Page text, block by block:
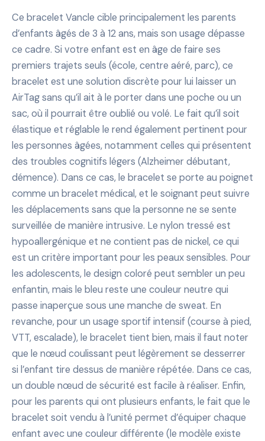
Ce bracelet Vancle cible principalement les parents
d’enfants âgés de 3 à 12 ans, mais son usage dépasse
ce cadre. Si votre enfant est en âge de faire ses
premiers trajets seuls (école, centre aéré, parc), ce
bracelet est une solution discrète pour lui laisser un
AirTag sans qu’il ait à le porter dans une poche ou un
sac, où il pourrait être oublié ou volé. Le fait qu’il soit
élastique et réglable le rend également pertinent pour
les personnes âgées, notamment celles qui présentent
des troubles cognitifs légers (Alzheimer débutant,
démence). Dans ce cas, le bracelet se porte au poignet
comme un bracelet médical, et le soignant peut suivre
les déplacements sans que la personne ne se sente
surveillée de manière intrusive. Le nylon tressé est
hypoallergénique et ne contient pas de nickel, ce qui
est un critère important pour les peaux sensibles. Pour
les adolescents, le design coloré peut sembler un peu
enfantin, mais le bleu reste une couleur neutre qui
passe inaperçue sous une manche de sweat. En
revanche, pour un usage sportif intensif (course à pied,
VTT, escalade), le bracelet tient bien, mais il faut noter
que le nœud coulissant peut légèrement se desserrer
si l’enfant tire dessus de manière répétée. Dans ce cas,
un double nœud de sécurité est facile à réaliser. Enfin,
pour les parents qui ont plusieurs enfants, le fait que le
bracelet soit vendu à l’unité permet d’équiper chaque
enfant avec une couleur différente (le modèle existe